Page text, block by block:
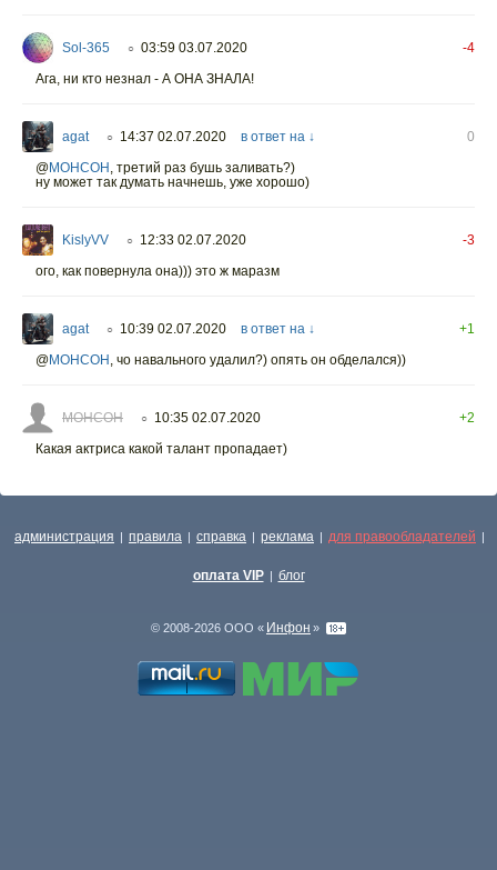
Sol-365 ○ 03:59 03.07.2020
-4
Ага, ни кто незнал - А ОНА ЗНАЛА!
agat ○ 14:37 02.07.2020 в ответ на ↓
0
@МОНСОН , третий раз бушь заливать?)
ну может так думать начнешь, уже хорошо)
KislyVV ○ 12:33 02.07.2020
-3
ого, как повернула она))) это ж маразм
agat ○ 10:39 02.07.2020 в ответ на ↓
+1
@МОНСОН , чо навального удалил?) опять он обделался))
МОНСОН ○ 10:35 02.07.2020
+2
Какая актриса какой талант пропадает)
администрация | правила | справка | реклама | для правообладателей |
оплата VIP | блог
© 2008-2026 ООО « Инфон »